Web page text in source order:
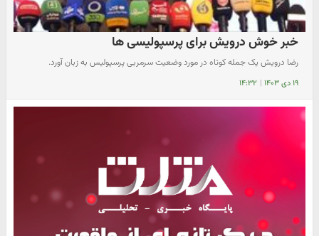
خبر خوش درویش برای پرسپولیسی ها
رضا درویش یک جمله کوتاه در مورد وضعیت سرمربی پرسپولیس به زبان آورد.
۱۹ دی ۱۴۰۳ | ۱۴:۳۲